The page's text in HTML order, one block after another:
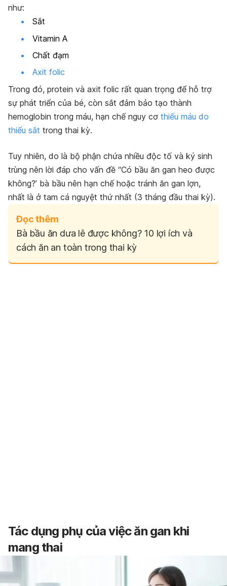
như:
Sắt
Vitamin A
Chất đạm
Axit folic
Trong đó, protein và axit folic rất quan trọng để hỗ trợ
sự phát triển của bé, còn sắt đảm bảo tạo thành
hemoglobin trong máu, hạn chế nguy cơ thiếu máu do
thiếu sắt trong thai kỳ.
Tuy nhiên, do là bộ phận chứa nhiều độc tố và ký sinh
trùng nên lời đáp cho vấn đề “Có bầu ăn gan heo được
không?’ bà bầu nên hạn chế hoặc tránh ăn gan lợn,
nhất là ở tam cá nguyệt thứ nhất (3 tháng đầu thai kỳ).
Đọc thêm
Bà bầu ăn dưa lê được không? 10 lợi ích và
cách ăn an toàn trong thai kỳ
Tác dụng phụ của việc ăn gan khi
mang thai